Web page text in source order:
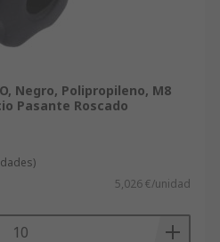
Negro, Polipropileno, M8
Pasante Roscado
5,026 €/unidad